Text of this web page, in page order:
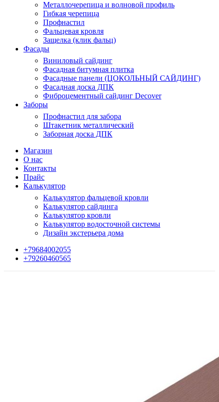
Металлочерепица и волновой профиль
Гибкая черепица
Профнастил
Фальцевая кровля
Защелка (клик фальц)
Фасады
Виниловый сайдинг
Фасадная битумная плитка
Фасадные панели (ЦОКОЛЬНЫЙ САЙДИНГ)
Фасадная доска ДПК
Фиброцементный сайдинг Decover
Заборы
Профнастил для забора
Штакетник металлический
Заборная доска ДПК
Магазин
О нас
Контакты
Прайс
Калькулятор
Калькулятор фальцевой кровли
Калькулятор сайдинга
Калькулятор кровли
Калькулятор водосточной системы
Дизайн экстерьера дома
+79684002055
+79260460565